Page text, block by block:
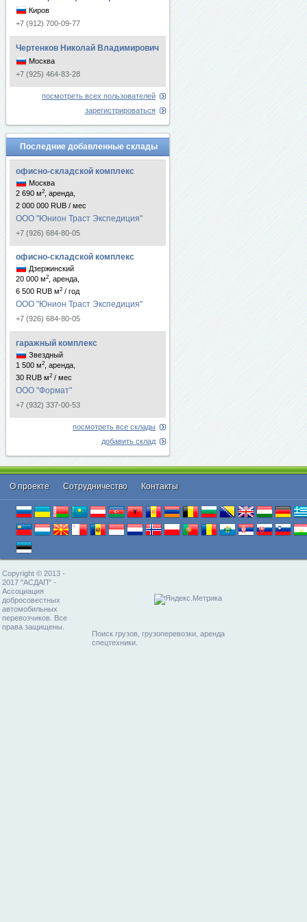
Киров
+7 (912) 700-09-77
Чертенков Николай Владимирович
Москва
+7 (925) 464-83-28
посмотреть всех пользователей
зарегистрироваться
Последние добавленные склады
офисно-складской комплекс
Москва
2 690 м2
, аренда,
2 000 000 RUB / мес
ООО "Юнион Траст Экспедиция"
+7 (926) 684-80-05
офисно-складской комплекс
Дзержинский
20 000 м2
, аренда,
6 500 RUB м2 / год
ООО "Юнион Траст Экспедиция"
+7 (926) 684-80-05
гаражный комплекс
Звездный
1 500 м2
, аренда,
30 RUB м2 / мес
ООО "Формат"
+7 (932) 337-00-53
посмотреть все склады
добавить склад
О проекте Cотрудничество Контакты
Copyright © 2013 -
2017 "АСДАП" -
Ассоциация
добросовестных
автомобильных
перевозчиков. Все
права защищены.
Поиск грузов, грузоперевозки, аренда
спецтехники.